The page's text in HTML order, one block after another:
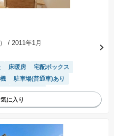
/ 2011年1月
床暖房
宅配ボックス
駐車場(普通車)あり
テムキッチン